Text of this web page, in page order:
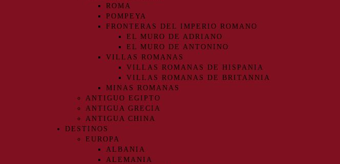
ROMA
POMPEYA
FRONTERAS DEL IMPERIO ROMANO
EL MURO DE ADRIANO
EL MURO DE ANTONINO
VILLAS ROMANAS
VILLAS ROMANAS DE HISPANIA
VILLAS ROMANAS DE BRITANNIA
MINAS ROMANAS
ANTIGUO EGIPTO
ANTIGUA GRECIA
ANTIGUA CHINA
DESTINOS
EUROPA
ALBANIA
ALEMANIA